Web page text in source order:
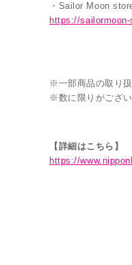
・Sailor Moon
https://
※一部商品の取り
※数に限りがござ
【詳細はこちら】
https://